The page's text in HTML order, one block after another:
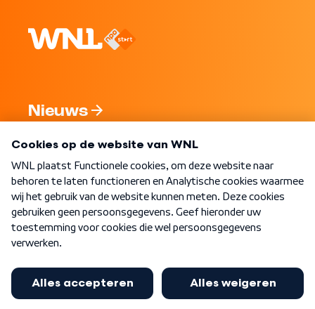
Nieuws
Nieuwsbrief
Word Lid